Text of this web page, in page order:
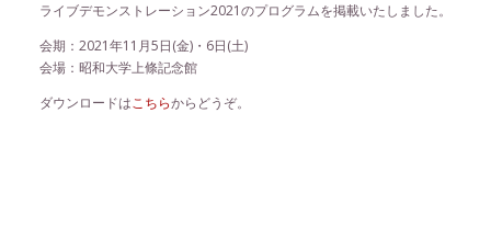
ライブデモンストレーション2021のプログラムを掲載いたしました。
会期：2021年11月5日(金)・6日(土)
会場：昭和大学上條記念館
ダウンロードはこちらからどうぞ。